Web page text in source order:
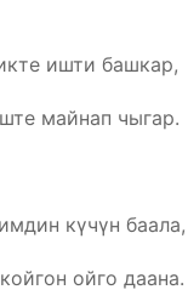
ишти башкар,
майнап чыгар.
күчүн баала,
ойго даана.